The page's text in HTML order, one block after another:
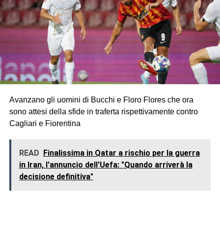
Avanzano gli uomini di Bucchi e Floro Flores che ora
sono attesi della sfide in traferta rispettivamente contro
Cagliari e Fiorentina
READ Finalissima in Qatar a rischio per la guerra
in Iran, l'annuncio dell'Uefa: "Quando arriverà la
decisione definitiva"